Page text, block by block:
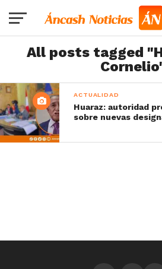
All posts tagged
ACTUALIDAD
Huaraz: autoridad
sobre nuevas